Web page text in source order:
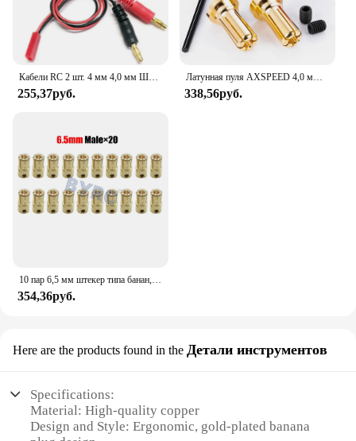
255,37руб.
Латунная пуля AXSPEED 4,0 мм/5,0 мм, Банановый штекер, разъем аккумулятора для автомобиля на радиоуправлении с металлическим радиатором для радиоуправляемых моделей автомобилей
338,56руб.
354,36руб.
Here are the products found in the Детали инструментов
Specifications:
Material: High-quality copper
Design and Style: Ergonomic, gold-plated banana